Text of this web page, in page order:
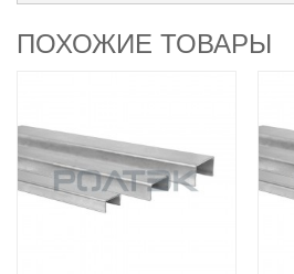
ПОХОЖИЕ ТОВАРЫ